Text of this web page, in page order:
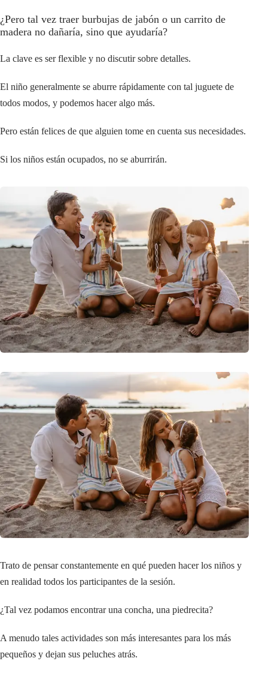
¿Pero tal vez traer burbujas de jabón o un carrito de
madera no dañaría, sino que ayudaría?
La clave es ser flexible y no discutir sobre detalles.
El niño generalmente se aburre rápidamente con tal juguete de
todos modos, y podemos hacer algo más.
Pero están felices de que alguien tome en cuenta sus necesidades.
Si los niños están ocupados, no se aburrirán.
Trato de pensar constantemente en qué pueden hacer los niños y
en realidad todos los participantes de la sesión.
¿Tal vez podamos encontrar una concha, una piedrecita?
A menudo tales actividades son más interesantes para los más
pequeños y dejan sus peluches atrás.